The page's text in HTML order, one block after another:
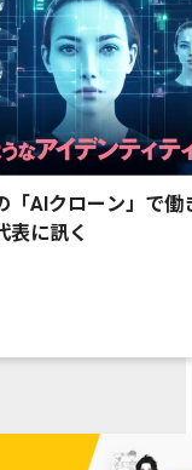
「AIクローン」で働
表に訊く